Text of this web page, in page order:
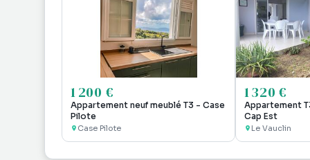
1 200 €
Appartement neuf meublé T3 - Case
Pilote
Case Pilote
1 320 €
Appartement
Cap Est
Le Vauclin